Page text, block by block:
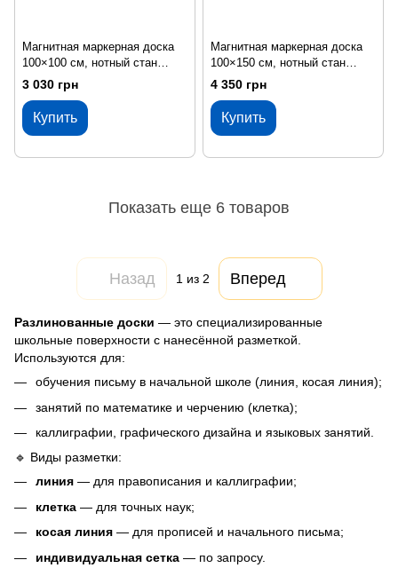
Магнитная маркерная доска
100×100 см, нотный стан
(белая)
3 030 грн
Купить
Магнитная маркерная доска
100×150 см, нотный стан
(белая)
4 350 грн
Купить
Показать еще 6 товаров
Назад 1из 2 Вперед
Разлинованные доски — это специализированные
школьные поверхности с нанесённой разметкой.
Используются для:
обучения письму в начальной школе (линия, косая линия);
занятий по математике и черчению (клетка);
каллиграфии, графического дизайна и языковых занятий.
🔹 Виды разметки:
линия — для правописания и каллиграфии;
клетка — для точных наук;
косая линия — для прописей и начального письма;
индивидуальная сетка — по запросу.